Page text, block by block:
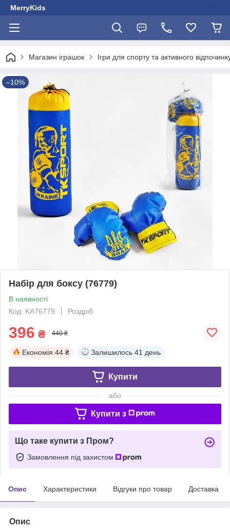
MerryKids
Магазин іграшок Ігри для спорту та активного
–10%
Набір для боксу (76779)
В наявності
Код: KA76779
Роздріб
396 ₴ 440 ₴
Економія 44 ₴ Залишилось 41 день
Купити
або
Купити з
Що таке купити з Пром?
Замовлення під захистом
Опис Характеристики Відгуки про товар Доставка
Опис